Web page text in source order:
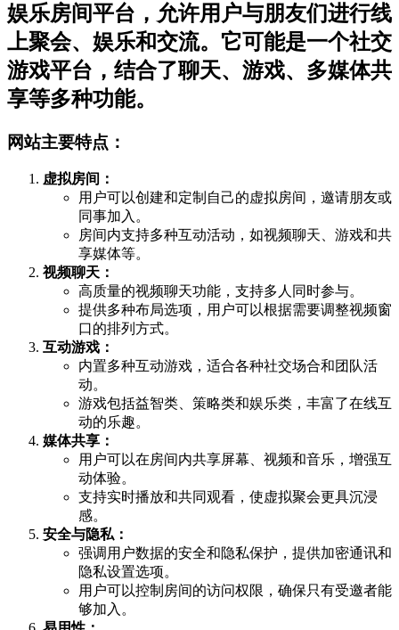
娱乐房间平台，允许用户与朋友们进行线
上聚会、娱乐和交流。它可能是一个社交
游戏平台，结合了聊天、游戏、多媒体共
享等多种功能。
网站主要特点：
虚拟房间：
用户可以创建和定制自己的虚拟房间，邀请朋友或
同事加入。
房间内支持多种互动活动，如视频聊天、游戏和共
享媒体等。
视频聊天：
高质量的视频聊天功能，支持多人同时参与。
提供多种布局选项，用户可以根据需要调整视频窗
口的排列方式。
互动游戏：
内置多种互动游戏，适合各种社交场合和团队活
动。
游戏包括益智类、策略类和娱乐类，丰富了在线互
动的乐趣。
媒体共享：
用户可以在房间内共享屏幕、视频和音乐，增强互
动体验。
支持实时播放和共同观看，使虚拟聚会更具沉浸
感。
安全与隐私：
强调用户数据的安全和隐私保护，提供加密通讯和
隐私设置选项。
用户可以控制房间的访问权限，确保只有受邀者能
够加入。